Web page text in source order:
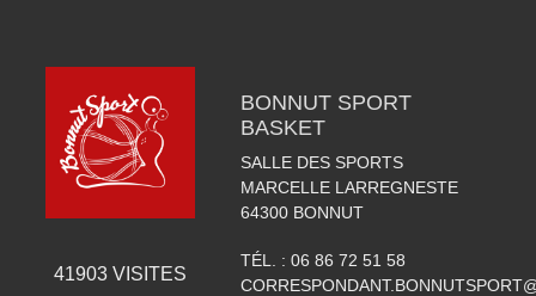
41903VISITES
BONNUT SPORT
BASKET
SALLE DES SPORTS
MARCELLE LARREGNESTE
64300 BONNUT
TÉL. : 06 86 72 51 58